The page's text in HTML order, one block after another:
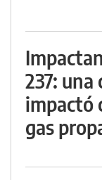
237:
impactó
gas